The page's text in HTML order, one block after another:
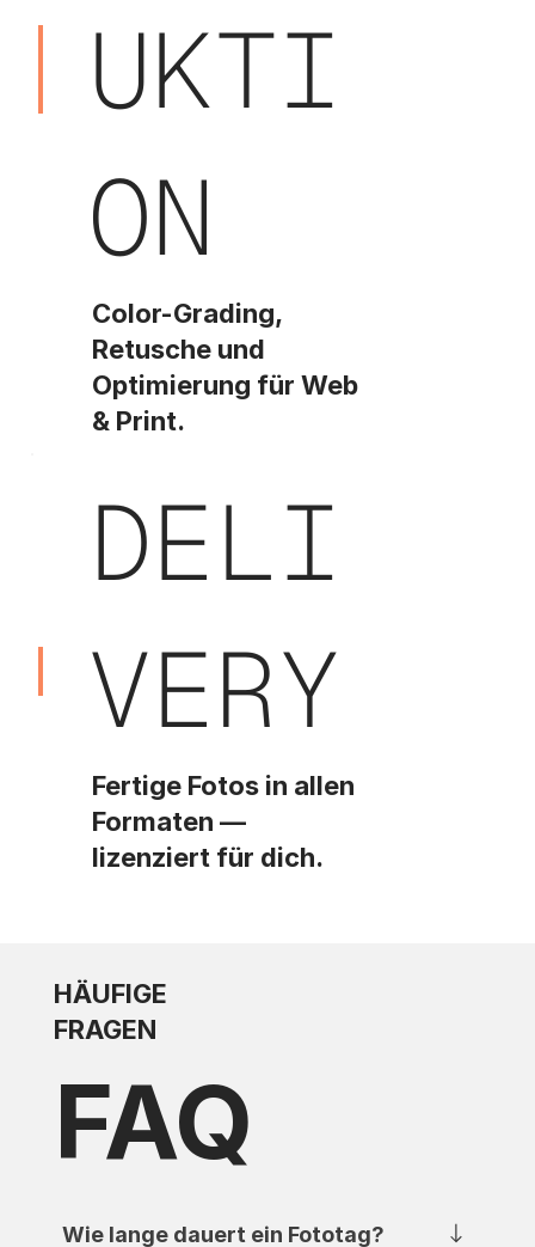
UKTI
ON
Color-Grading,
Retusche und
Optimierung für Web
& Print.
DELI
VERY
Fertige Fotos in allen
Formaten —
lizenziert für dich.
HÄUFIGE
FRAGEN
FAQ
Wie lange dauert ein Fototag?